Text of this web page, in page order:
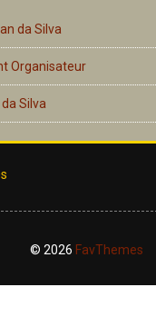
da Silva
Organisateur
da Silva
© 2026 FavThemes